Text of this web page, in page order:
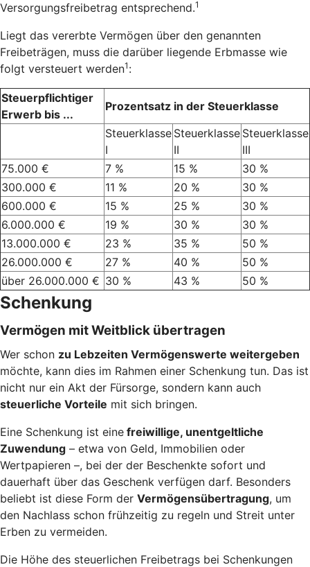
Versorgungsfreibetrag entsprechend.1
Liegt das vererbte Vermögen über den genannten
Freibeträgen, muss die darüber liegende Erbmasse wie
folgt versteuert werden1 :
Steuerpflichtiger
Erwerb bis ...
Prozentsatz in der Steuerklasse
Steuerklasse
I
Steuerklasse
II
Steuerklasse
III
75.000 €
7 % 15 %
30 %
300.000 €
11 % 20 %
30 %
600.000 €
15 % 25 %
30 %
6.000.000 €
19 % 30 %
30 %
13.000.000 €
23 % 35 %
50 %
26.000.000 €
27 % 40 %
50 %
über 26.000.000 € 30 % 43 % 50 %
Schenkung
Vermögen mit Weitblick übertragen
Wer schon zu Lebzeiten Vermögenswerte weitergeben
möchte, kann dies im Rahmen einer Schenkung tun. Das ist
nicht nur ein Akt der Fürsorge, sondern kann auch
steuerliche Vorteile mit sich bringen.
Eine Schenkung ist eine freiwillige, unentgeltliche
Zuwendung – etwa von Geld, Immobilien oder
Wertpapieren –, bei der der Beschenkte sofort und
dauerhaft über das Geschenk verfügen darf. Besonders
beliebt ist diese Form der Vermögensübertragung, um
den Nachlass schon frühzeitig zu regeln und Streit unter
Erben zu vermeiden.
Die Höhe des steuerlichen Freibetrags bei Schenkungen